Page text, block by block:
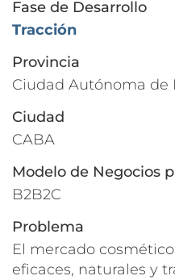
Fase de Desarrollo
Tracción
Provincia
Ciudad Autónoma de
Ciudad
CABA
Modelo de Negocios
B2B2C
Problema
El mercado
eficaces, naturales y